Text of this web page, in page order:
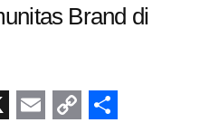
Brand di